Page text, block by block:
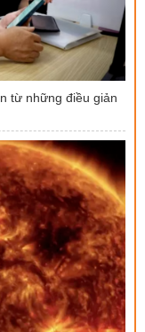
từ những điều giản